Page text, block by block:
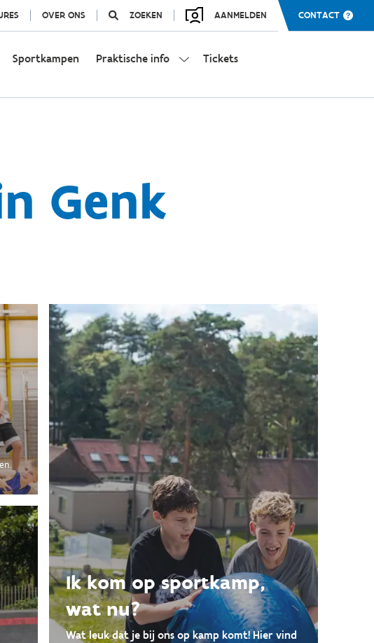
OVER ONS ZOEKEN AANMELDEN CONTACT
Sportkampen Praktische info Tickets
Genk
Ik kom op sportkamp,
wat nu?
Wat leuk dat je bij ons op kamp komt! Hier vind